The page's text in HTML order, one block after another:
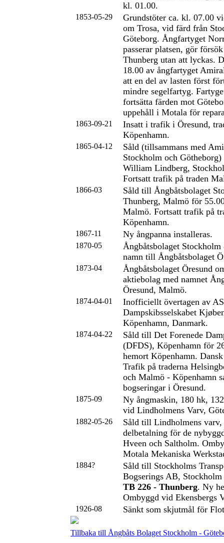
kl. 01.00.
1853-05-29
Grundstöter ca. kl. 07.00
om Trosa, vid färd från
Göteborg. Ångfartyget
passerar platsen, gör
Thunberg utan att lyckas.
18.00 av ångfartyget
att en del av lasten först
mindre segelfartyg.
fortsätta färden mot
uppehåll i Motala för
1863-09-21
Insatt i trafik i Öresund,
Köpenhamn.
1865-04-12
Såld (tillsammans med
Stockholm och
William Lindberg,
Fortsatt trafik på traden
1866-03
Såld till Ångbåtsbolaget
Thunberg, Malmö för
Malmö. Fortsatt trafik på
Köpenhamn.
1867-11 Ny ångpanna installeras.
1870-05
Ångbåtsbolaget
namn till Ångbåtsbolaget
1873-04
Ångbåtsbolaget Öresund
aktiebolag med namnet
Öresund, Malmö.
1874-04-01
Inofficiellt övertagen av AS
Dampskibsselskabet
Köpenhamn, Danmark.
1874-04-22
Såld till Det Forenede
(DFDS), Köpenhamn för
hemort Köpenhamn.
Trafik på traderna
och Malmö - Köpenhamn
bogseringar i Öresund.
1875-09
Ny ångmaskin, 180 hk,
vid Lindholmens Varv,
1882-05-26
Såld till Lindholmens varv,
delbetalning för de
Hveen och Saltholm.
Motala Mekaniska
1884?
Såld till Stockholms
Bogserings AB,
TB 226 - Thunberg. Ny
Ombyggd vid Ekensbergs
1926-08 Sänkt som skjutmål för
Tillbaka till Ångbåts Bolaget Stockholm -